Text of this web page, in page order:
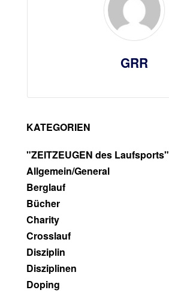
GRR
KATEGORIEN
"ZEITZEUGEN des Laufsports"
Allgemein/General
Berglauf
Bücher
Charity
Crosslauf
Disziplin
Disziplinen
Doping